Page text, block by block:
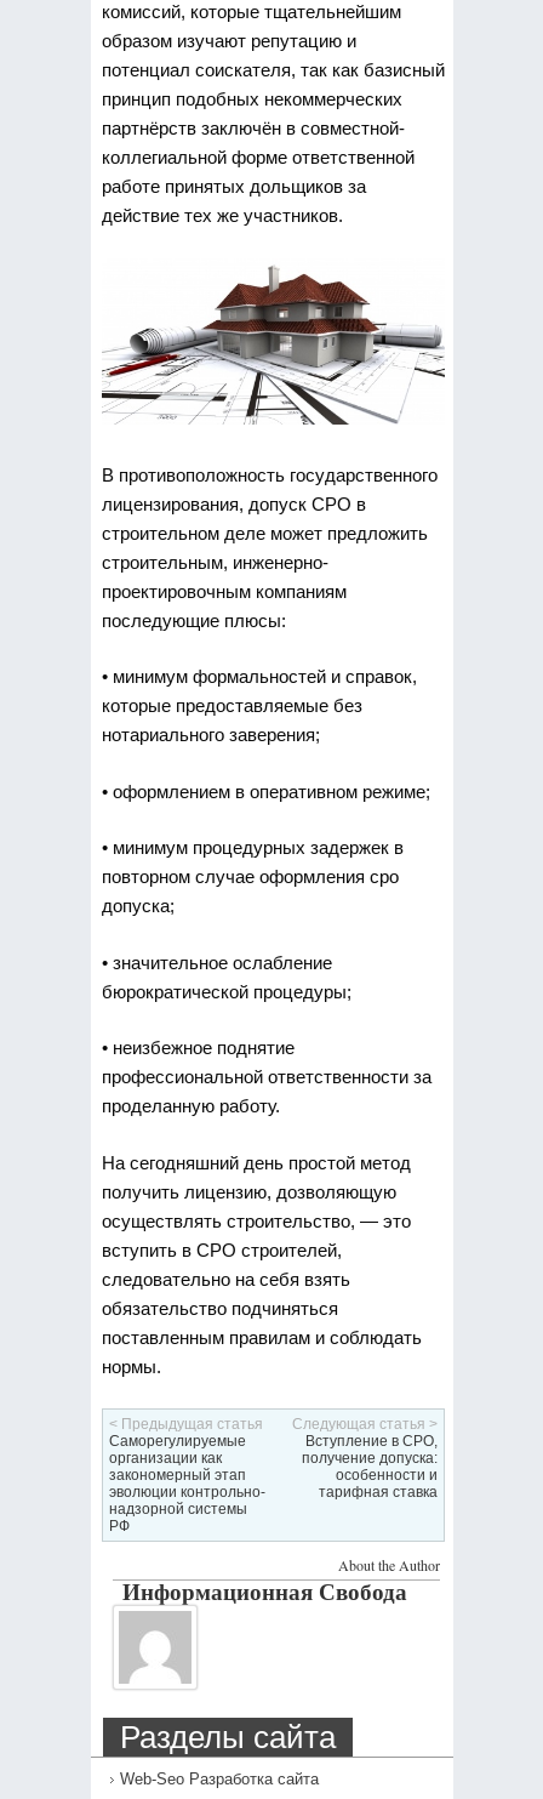
комиссий, которые тщательнейшим
образом изучают репутацию и
потенциал соискателя, так как базисный
принцип подобных некоммерческих
партнёрств заключён в совместной-
коллегиальной форме ответственной
работе принятых дольщиков за
действие тех же участников.
В противоположность государственного
лицензирования, допуск СРО в
строительном деле может предложить
строительным, инженерно-
проектировочным компаниям
последующие плюсы:
• минимум формальностей и справок,
которые предоставляемые без
нотариального заверения;
• оформлением в оперативном режиме;
• минимум процедурных задержек в
повторном случае оформления сро
допуска;
• значительное ослабление
бюрократической процедуры;
• неизбежное поднятие
профессиональной ответственности за
проделанную работу.
На сегодняшний день простой метод
получить лицензию, дозволяющую
осуществлять строительство, — это
вступить в СРО строителей,
следовательно на себя взять
обязательство подчиняться
поставленным правилам и соблюдать
нормы.
< Предыдущая статья
Саморегулируемые
организации как
закономерный этап
эволюции контрольно-
надзорной системы
РФ
Следующая статья >
Вступление в СРО,
получение допуска:
особенности и
тарифная ставка
About the Author
Информационная Свобода
Разделы сайта
Web-Seo Разработка сайта